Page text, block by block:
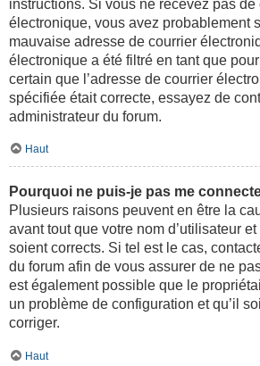
instructions. Si vous ne recevez pas de
électronique, vous avez probablement
mauvaise adresse de courrier
électronique a été filtré en tant que
certain que l’adresse de courrier
spécifiée était correcte, essayez de
administrateur du forum.
Haut
Pourquoi ne puis-je pas me
Plusieurs raisons peuvent en être la
avant tout que votre nom d’utilisateur
soient corrects. Si tel est le cas,
du forum afin de vous assurer de ne
est également possible que le
un problème de configuration et qu’il
corriger.
Haut